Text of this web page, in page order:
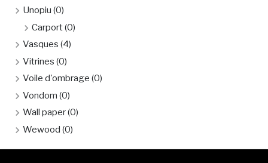
Unopiu (0)
Carport(0)
Vasques (4)
Vitrines (0)
Voile d'ombrage (0)
Vondom (0)
Wall paper(0)
Wewood (0)